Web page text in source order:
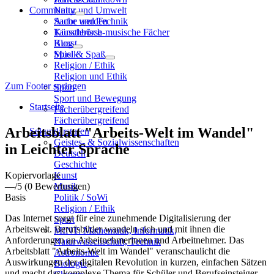
Natur und Umwelt
Sache und Technik
Künstlerisch-musische Fächer
Kunst
Musik
Religion / Ethik
Religion und Ethik
Sport
Sport und Bewegung
Fächerübergreifend
Fächerübergreifend
Sekundarstufen
Geistes- & Sozialwissenschaften
Deutsch
Geschichte
Kunst
Musik
Politik / SoWi
Religion / Ethik
Sport
MINT: Mathematik, Informatik,
Naturwissenschaft, Technik
Astronomie
Biologie
Community
Autor werden
Tauschbörse
Blog
Spiel & Spaß
Zum Footer springen
Startseite
Arbeitsblatt "Arbeits-Welt im Wandel"
in Leichter Sprache
Kopiervorlage
—/5 (0 Bewertungen)
Basis
Das Internet sorgt für eine zunehmende Digitalisierung der
Arbeitswelt. Berufsbilder wandeln sich und mit ihnen die
Anforderungen an Arbeitnehmerinnen und Arbeitnehmer. Das
Arbeitsblatt "Arbeits-Welt im Wandel" veranschaulicht die
Auswirkungen der digitalen Revolution in kurzen, einfachen Sätzen